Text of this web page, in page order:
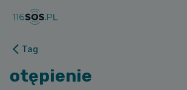
Tag
otępienie
116sos.pl | otępienie